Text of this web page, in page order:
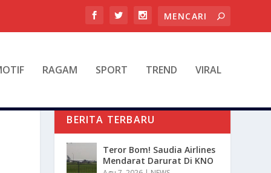
RAGAM SPORT TREND VIRAL
BERITA TERBARU
Teror Bom! Saudia Airlines
Mendarat Darurat Di KNO